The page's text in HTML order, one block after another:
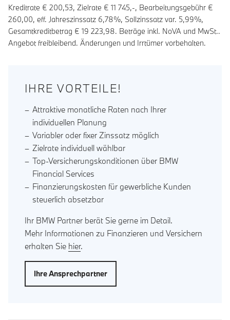
Kreditrate € 200,53, Zielrate € 11 745,-, Bearbeitungsgebühr €
260,00, eff. Jahreszinssatz 6,78%, Sollzinssatz var. 5,99%,
Gesamtkreditbetrag € 19 223,98. Beträge inkl. NoVA und MwSt..
Angebot freibleibend. Änderungen und Irrtümer vorbehalten.
IHRE VORTEILE!
Attraktive monatliche Raten nach Ihrer
individuellen Planung
Variabler oder fixer Zinssatz möglich
Zielrate individuell wählbar
Top-Versicherungskonditionen über BMW
Financial Services
Finanzierungskosten für gewerbliche Kunden
steuerlich absetzbar
Ihr BMW Partner berät Sie gerne im Detail.
Mehr Informationen zu Finanzieren und Versichern
erhalten Sie hier.
Ihre Ansprechpartner